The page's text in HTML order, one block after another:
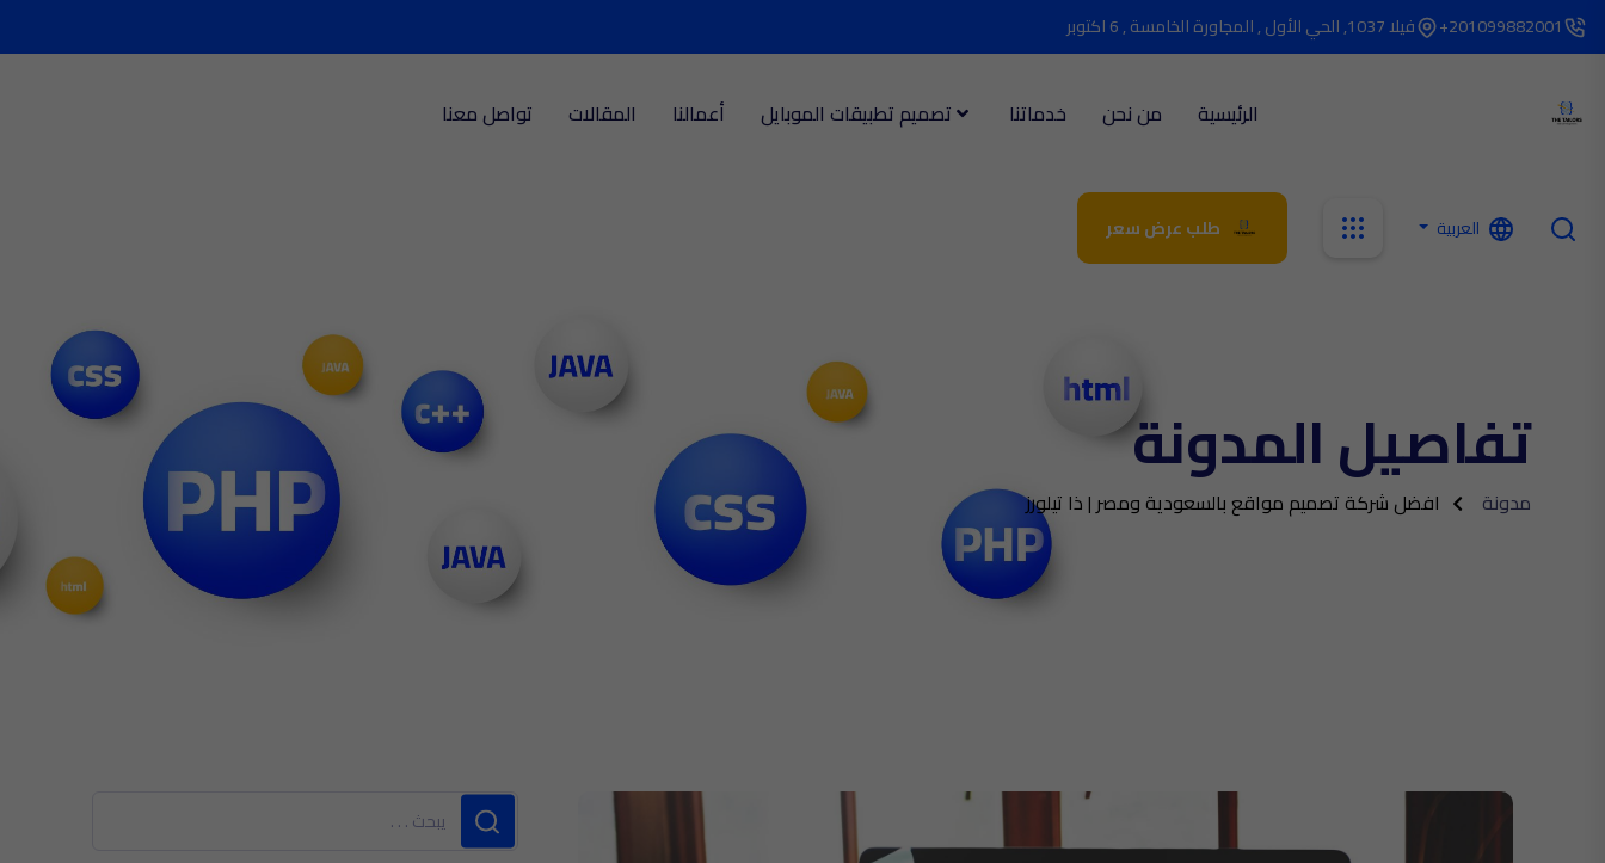
201099882001+ فيلا 1037, الحي الأول , المجاورة الخامسة , 6 اكتوبر
الرئيسية من نحن خدماتنا تصميم تطبيقات الموبايل أعمالنا المقالات تواصل معنا
العربية طلب عرض سعر
تفاصيل المدونة
مدونة افضل شركة تصميم مواقع بالسعودية​ ومصر | ذا تيلورز